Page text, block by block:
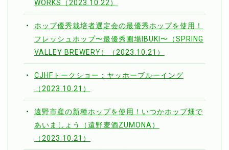
WORKS（2023.10.22）
ホップ優秀栽培者選定会の最優秀ホップを使用！
フレッシュホップ〜最優秀圃場IBUKI〜（SPRING
VALLEY BREWERY）（2023.10.21）
CJHFトークショー：ヤッホーブルーイング
（2023.10.21）
遠野市産の新種ホップを使用！いつかホップ畑で
あいましょう（遠野麦酒ZUMONA）
（2023.10.21）